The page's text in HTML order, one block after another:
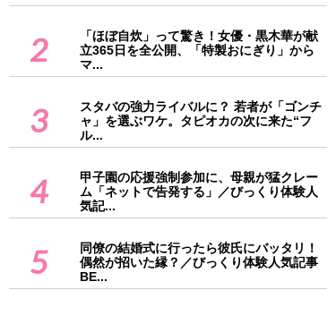
2
「ほぼ自炊」って驚き！女優・黒木華が献
立365日を全公開、「特製おにぎり」から
マ...
3
スタバの強力ライバルに？ 若者が「ゴンチ
ャ」を選ぶワケ。タピオカの次に来た“フ
ル...
4
甲子園の応援強制参加に、母親が猛クレー
ム「ネットで告発する」／びっくり体験人
気記...
5
同僚の結婚式に行ったら彼氏にバッタリ！
偶然が招いた縁？／びっくり体験人気記事
BE...